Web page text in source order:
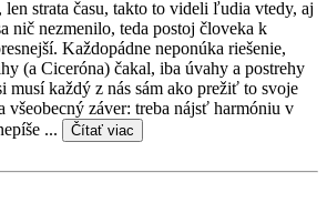
strata času, takto to videli ľudia vtedy, aj
nič nezmenilo, teda postoj človeka k
Každopádne neponúka riešenie,
(a Ciceróna) čakal, iba úvahy a postrehy
musí každý z nás sám ako prežiť to svoje
všeobecný záver: treba nájsť harmóniu v
...
Čítať viac